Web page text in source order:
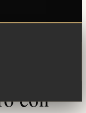
con